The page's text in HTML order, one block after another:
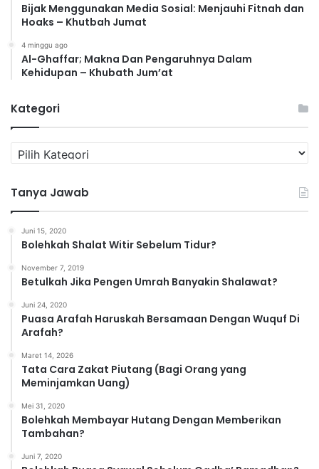
Bijak Menggunakan Media Sosial: Menjauhi Fitnah dan
Hoaks – Khutbah Jumat
4 minggu ago
Al-Ghaffar; Makna Dan Pengaruhnya Dalam
Kehidupan – Khubath Jum’at
Kategori
a
e
g
Tanya Jawab
Juni 15, 2020
Bolehkah Shalat Witir Sebelum Tidur?
November 7, 2019
Betulkah Jika Pengen Umrah Banyakin Shalawat?
Juni 24, 2020
Puasa Arafah Haruskah Bersamaan Dengan Wuquf Di
Arafah?
Maret 14, 2026
Tata Cara Zakat Piutang (Bagi Orang yang
Meminjamkan Uang)
Mei 31, 2020
Bolehkah Membayar Hutang Dengan Memberikan
Tambahan?
Juni 7, 2020